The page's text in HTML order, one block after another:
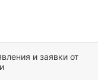
и заявки от